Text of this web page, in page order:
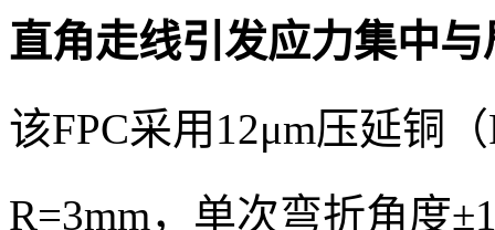
直角走线引发应力集中
该FPC采用12μm压延铜
R=3mm，单次弯折角度